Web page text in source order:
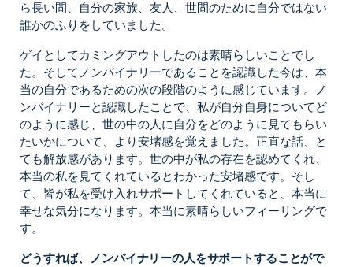
ら長い間、自分の家族、友人、世間のために自分ではない
誰かのふりをしていました。
ゲイとしてカミングアウトしたのは素晴らしいことでし
た。そしてノンバイナリーであることを認識した今は、本
当の自分であるための次の段階のように感じています。ノ
ンバイナリーと認識したことで、私が自分自身についてど
のように感じ、世の中の人に自分をどのように見てもらい
たいかについて、より安堵感を覚えました。正直な話、と
ても解放感があります。世の中が私の存在を認めてくれ、
本当の私を見てくれているとわかった安堵感です。そし
て、皆が私を受け入れサポートしてくれていると、本当に
幸せな気分になります。本当に素晴らしいフィーリングで
す。
どうすれば、ノンバイナリーの人をサポートすることがで